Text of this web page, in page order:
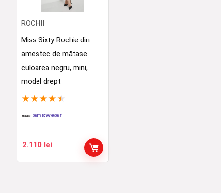
ROCHII
Miss Sixty Rochie din
amestec de mătase
culoarea negru, mini,
model drept
★ ★ ★ ★ ★
answear
2.110 lei